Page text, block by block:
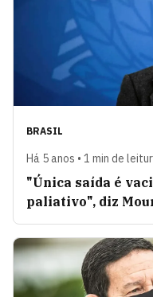
BRASIL
Há 5 anos • 1 min de
"Única saída é
paliativo", diz